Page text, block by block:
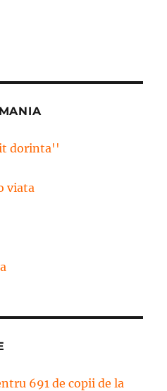
dorinta''
viata
691 de copii de la